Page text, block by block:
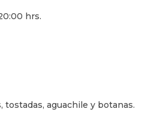
hrs.
tostadas, aguachile y botanas.